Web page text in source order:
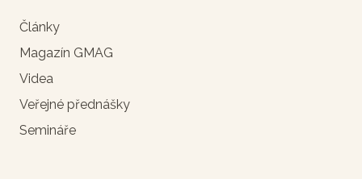
Články
Magazín GMAG
Videa
Veřejné přednášky
Semináře